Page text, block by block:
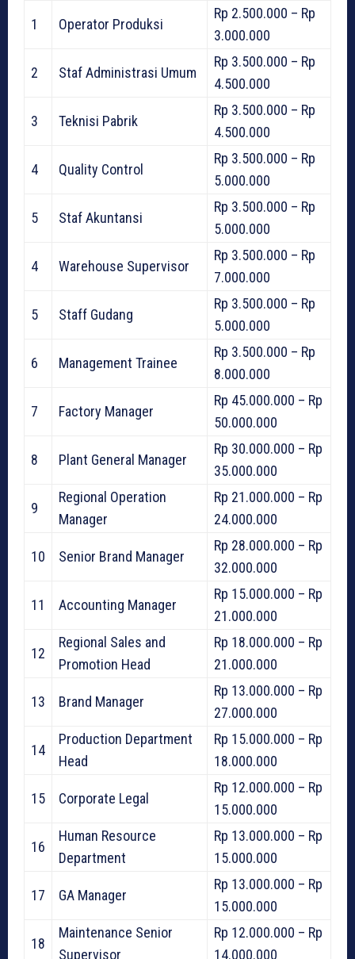
1 Operator Produksi
Rp 2.500.000 – Rp
3.000.000
2 Staf Administrasi Umum
Rp 3.500.000 – Rp
4.500.000
3 Teknisi Pabrik
Rp 3.500.000 – Rp
4.500.000
4 Quality Control
Rp 3.500.000 – Rp
5.000.000
5 Staf Akuntansi
Rp 3.500.000 – Rp
5.000.000
4 Warehouse Supervisor
Rp 3.500.000 – Rp
7.000.000
5 Staff Gudang
Rp 3.500.000 – Rp
5.000.000
6 Management Trainee
Rp 3.500.000 – Rp
8.000.000
7 Factory Manager
Rp 45.000.000 – Rp
50.000.000
8 Plant General Manager
Rp 30.000.000 – Rp
35.000.000
9
Regional Operation
Manager
Rp 21.000.000 – Rp
24.000.000
10 Senior Brand Manager
Rp 28.000.000 – Rp
32.000.000
11 Accounting Manager
Rp 15.000.000 – Rp
21.000.000
12
Regional Sales and
Promotion Head
Rp 18.000.000 – Rp
21.000.000
13 Brand Manager
Rp 13.000.000 – Rp
27.000.000
14
Production Department
Head
Rp 15.000.000 – Rp
18.000.000
15 Corporate Legal
Rp 12.000.000 – Rp
15.000.000
16
Human Resource
Department
Rp 13.000.000 – Rp
15.000.000
17 GA Manager
Rp 13.000.000 – Rp
15.000.000
18
Maintenance Senior
Supervisor
Rp 12.000.000 – Rp
14.000.000